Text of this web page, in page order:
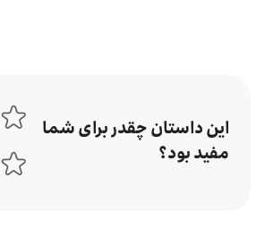
این داستان چقدر برای شما
مفید بود؟